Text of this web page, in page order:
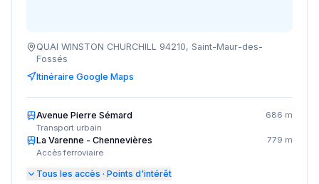
QUAI WINSTON CHURCHILL 94210, Saint-Maur-des-
Fossés
Itinéraire Google Maps
Avenue Pierre Sémard
Transport urbain
686 m
La Varenne - Chennevières
Accès ferroviaire
779 m
Tous les accès · Points d'intérêt